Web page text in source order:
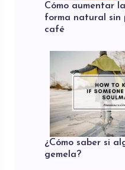
Cómo aumentar
forma natural
café
¿Cómo saber si
gemela?